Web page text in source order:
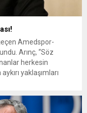
Amedspor-
Arınç, “Söz
herkesin
yaklaşımları